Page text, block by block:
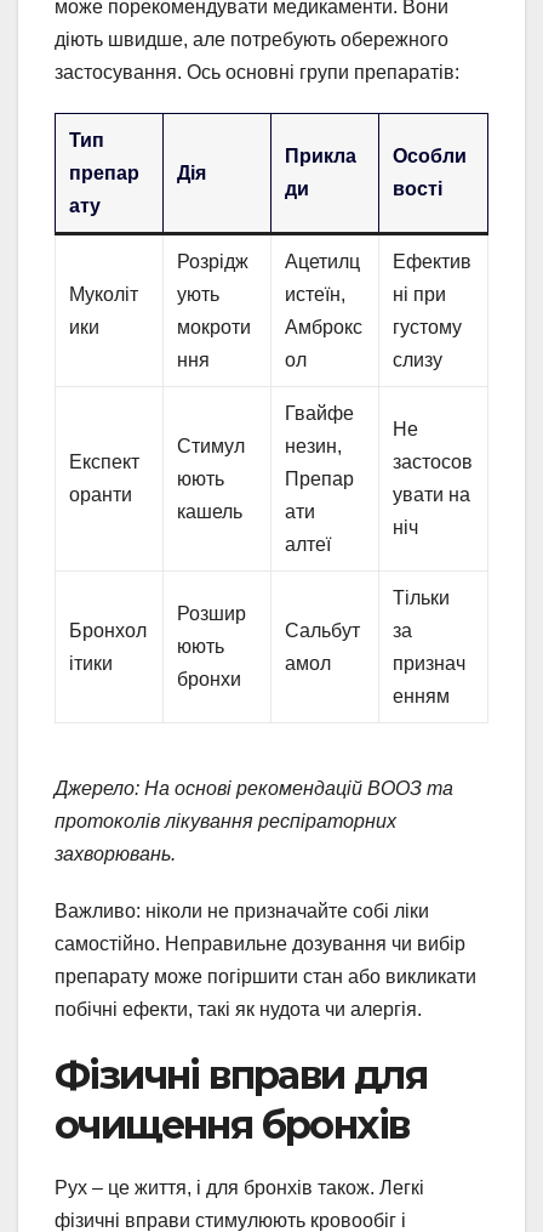
може порекомендувати медикаменти. Вони
діють швидше, але потребують обережного
застосування. Ось основні групи препаратів:
Тип
препар
ату
Дія
Прикла
ди
Особли
вості
Муколіт
ики
Розрідж
ують
мокроти
ння
Ацетилц
истеїн,
Амброкс
ол
Ефектив
ні при
густому
слизу
Експект
оранти
Стимул
юють
кашель
Гвайфе
незин,
Препар
ати
алтеї
Не
застосов
увати на
ніч
Бронхол
ітики
Розшир
юють
бронхи
Сальбут
амол
Тільки
за
признач
енням
Джерело: На основі рекомендацій ВООЗ та
протоколів лікування респіраторних
захворювань.
Важливо: ніколи не призначайте собі ліки
самостійно. Неправильне дозування чи вибір
препарату може погіршити стан або викликати
побічні ефекти, такі як нудота чи алергія.
Фізичні вправи для
очищення бронхів
Рух – це життя, і для бронхів також. Легкі
фізичні вправи стимулюють кровообіг і